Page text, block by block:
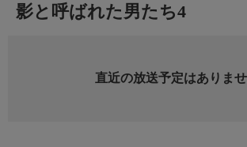
影と呼ばれた男たち4
直近の放送予定はありま